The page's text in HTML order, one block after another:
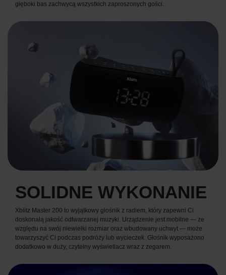
głęboki bas zachwycą wszystkich zaproszonych gości.
SOLIDNE WYKONANIE
Xblitz Master 200 to wyjątkowy głośnik z radiem, który zapewni Ci
doskonałą jakość odtwarzanej muzyki. Urządzenie jest mobilne — ze
względu na swój niewielki rozmiar oraz wbudowany uchwyt — może
towarzyszyć Ci podczas podróży lub wycieczek. Głośnik wyposażono
dodatkowo w duży, czytelny wyświetlacz wraz z zegarem.